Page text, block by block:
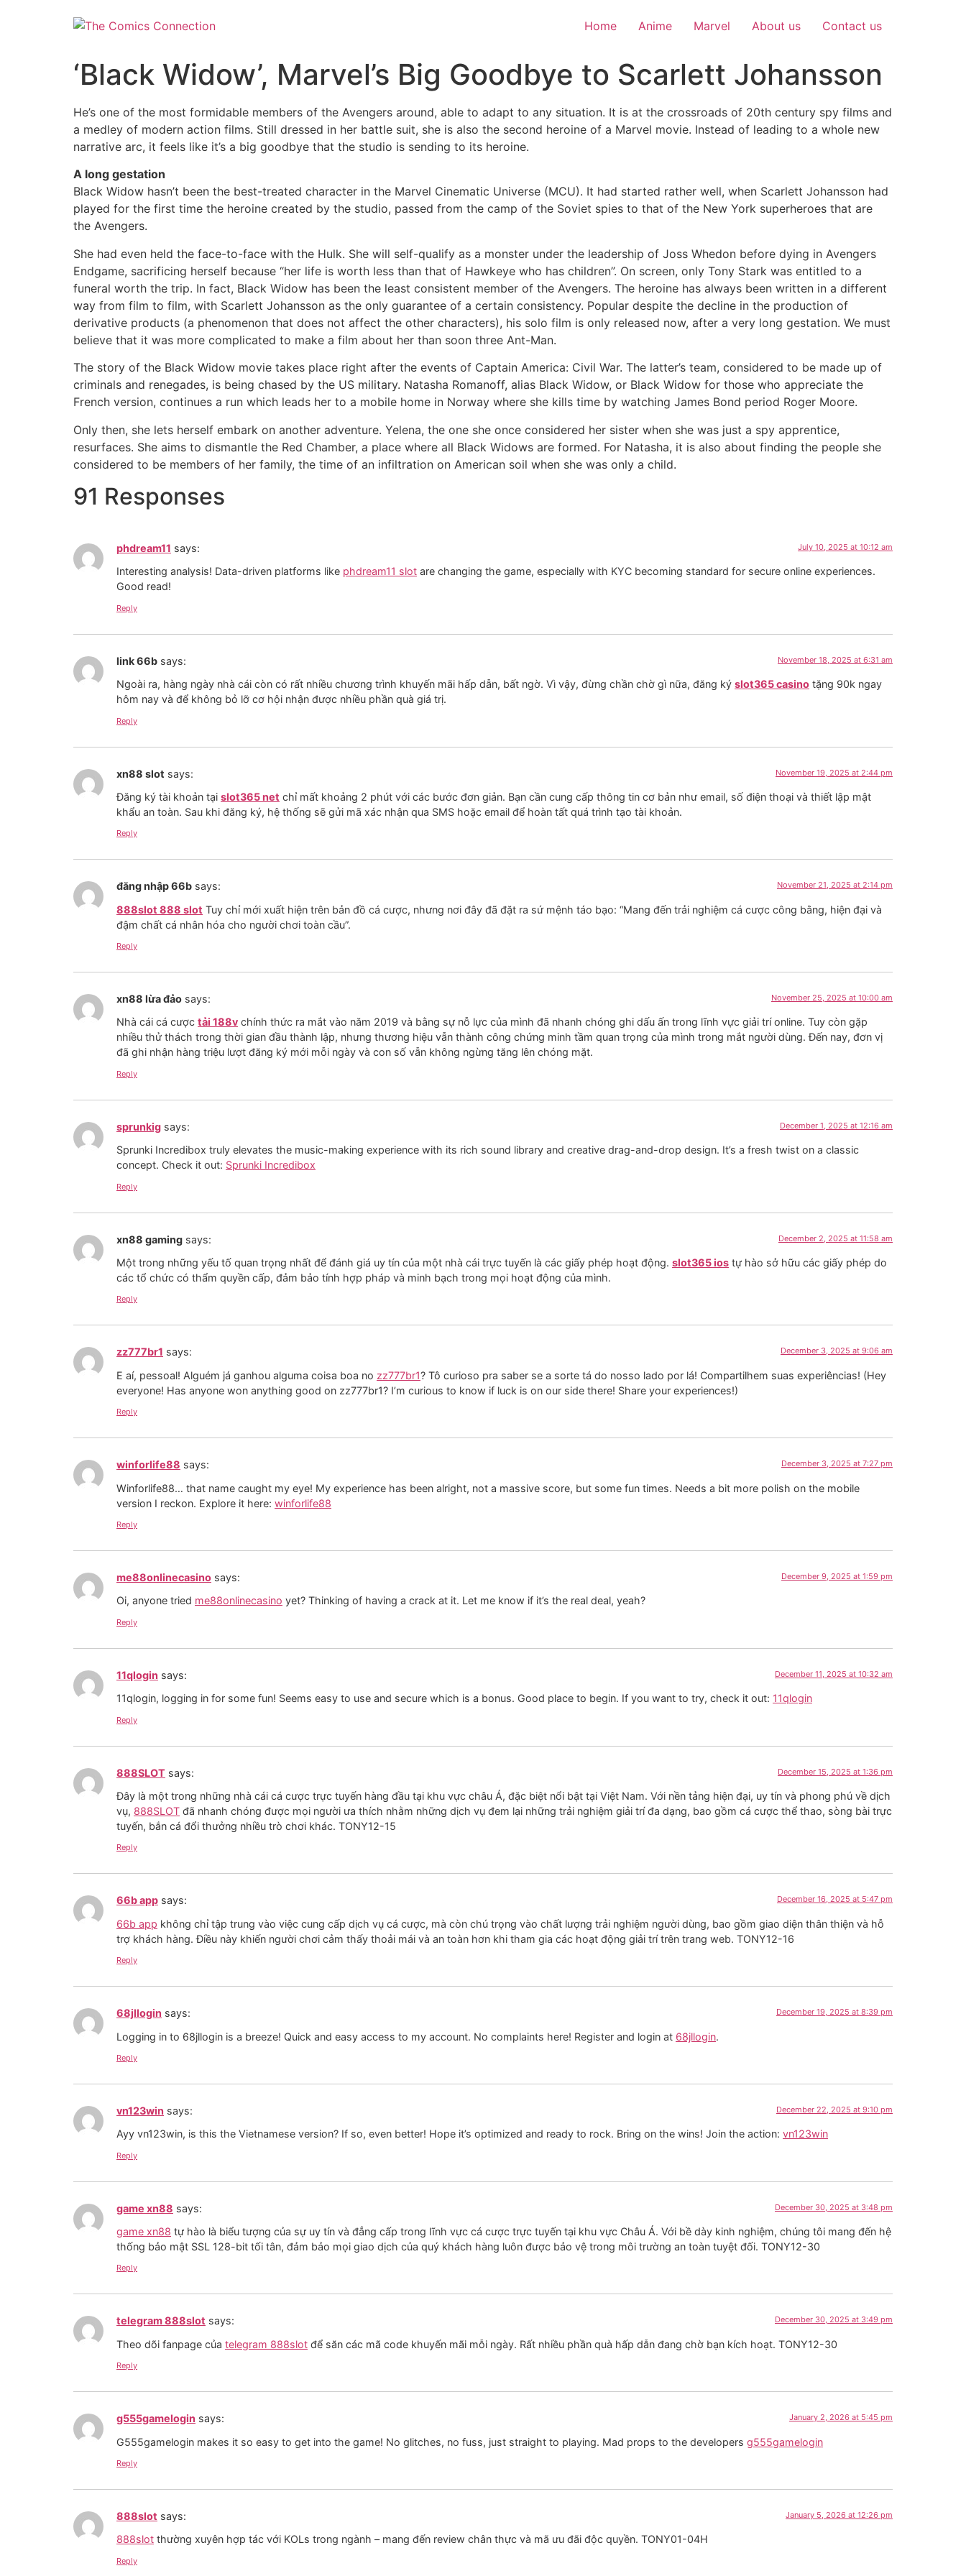
Home Anime Marvel About us Contact us
‘Black Widow’, Marvel’s Big Goodbye to Scarlett Johansson
He’s one of the most formidable members of the Avengers around, able to adapt to any situation. It is at the crossroads of 20th century spy films and
a medley of modern action films. Still dressed in her battle suit, she is also the second heroine of a Marvel movie. Instead of leading to a whole new
narrative arc, it feels like it’s a big goodbye that the studio is sending to its heroine.
A long gestation
Black Widow hasn’t been the best-treated character in the Marvel Cinematic Universe (MCU). It had started rather well, when Scarlett Johansson had
played for the first time the heroine created by the studio, passed from the camp of the Soviet spies to that of the New York superheroes that are
the Avengers.
She had even held the face-to-face with the Hulk. She will self-qualify as a monster under the leadership of Joss Whedon before dying in Avengers
Endgame, sacrificing herself because “her life is worth less than that of Hawkeye who has children”. On screen, only Tony Stark was entitled to a
funeral worth the trip. In fact, Black Widow has been the least consistent member of the Avengers. The heroine has always been written in a different
way from film to film, with Scarlett Johansson as the only guarantee of a certain consistency. Popular despite the decline in the production of
derivative products (a phenomenon that does not affect the other characters), his solo film is only released now, after a very long gestation. We must
believe that it was more complicated to make a film about her than soon three Ant-Man.
The story of the Black Widow movie takes place right after the events of Captain America: Civil War. The latter’s team, considered to be made up of
criminals and renegades, is being chased by the US military. Natasha Romanoff, alias Black Widow, or Black Widow for those who appreciate the
French version, continues a run which leads her to a mobile home in Norway where she kills time by watching James Bond period Roger Moore.
Only then, she lets herself embark on another adventure. Yelena, the one she once considered her sister when she was just a spy apprentice,
resurfaces. She aims to dismantle the Red Chamber, a place where all Black Widows are formed. For Natasha, it is also about finding the people she
considered to be members of her family, the time of an infiltration on American soil when she was only a child.
91 Responses
phdream11 says: July 10, 2025 at 10:12 am
Interesting analysis! Data-driven platforms like phdream11 slot are changing the game, especially with KYC becoming standard for secure online experiences.
Good read!
Reply
link 66b says: November 18, 2025 at 6:31 am
Ngoài ra, hàng ngày nhà cái còn có rất nhiều chương trình khuyến mãi hấp dẫn, bất ngờ. Vì vậy, đừng chần chờ gì nữa, đăng ký slot365 casino tặng 90k ngay
hôm nay và để không bỏ lỡ cơ hội nhận được nhiều phần quà giá trị.
Reply
xn88 slot says: November 19, 2025 at 2:44 pm
Đăng ký tài khoản tại slot365 net chỉ mất khoảng 2 phút với các bước đơn giản. Bạn cần cung cấp thông tin cơ bản như email, số điện thoại và thiết lập mật
khẩu an toàn. Sau khi đăng ký, hệ thống sẽ gửi mã xác nhận qua SMS hoặc email để hoàn tất quá trình tạo tài khoản.
Reply
đăng nhập 66b says: November 21, 2025 at 2:14 pm
888slot 888 slot Tuy chỉ mới xuất hiện trên bản đồ cá cược, nhưng nơi đây đã đặt ra sứ mệnh táo bạo: “Mang đến trải nghiệm cá cược công bằng, hiện đại và
đậm chất cá nhân hóa cho người chơi toàn cầu”.
Reply
xn88 lừa đảo says: November 25, 2025 at 10:00 am
Nhà cái cá cược tải 188v chính thức ra mắt vào năm 2019 và bằng sự nỗ lực của mình đã nhanh chóng ghi dấu ấn trong lĩnh vực giải trí online. Tuy còn gặp
nhiều thử thách trong thời gian đầu thành lập, nhưng thương hiệu vẫn thành công chứng minh tầm quan trọng của mình trong mắt người dùng. Đến nay, đơn vị
đã ghi nhận hàng triệu lượt đăng ký mới mỗi ngày và con số vẫn không ngừng tăng lên chóng mặt.
Reply
sprunkig says: December 1, 2025 at 12:16 am
Sprunki Incredibox truly elevates the music-making experience with its rich sound library and creative drag-and-drop design. It’s a fresh twist on a classic
concept. Check it out: Sprunki Incredibox
Reply
xn88 gaming says: December 2, 2025 at 11:58 am
Một trong những yếu tố quan trọng nhất để đánh giá uy tín của một nhà cái trực tuyến là các giấy phép hoạt động. slot365 ios tự hào sở hữu các giấy phép do
các tổ chức có thẩm quyền cấp, đảm bảo tính hợp pháp và minh bạch trong mọi hoạt động của mình.
Reply
zz777br1 says: December 3, 2025 at 9:06 am
E aí, pessoal! Alguém já ganhou alguma coisa boa no zz777br1? Tô curioso pra saber se a sorte tá do nosso lado por lá! Compartilhem suas experiências! (Hey
everyone! Has anyone won anything good on zz777br1? I’m curious to know if luck is on our side there! Share your experiences!)
Reply
winforlife88 says: December 3, 2025 at 7:27 pm
Winforlife88… that name caught my eye! My experience has been alright, not a massive score, but some fun times. Needs a bit more polish on the mobile
version I reckon. Explore it here: winforlife88
Reply
me88onlinecasino says: December 9, 2025 at 1:59 pm
Oi, anyone tried me88onlinecasino yet? Thinking of having a crack at it. Let me know if it’s the real deal, yeah?
Reply
11qlogin says: December 11, 2025 at 10:32 am
11qlogin, logging in for some fun! Seems easy to use and secure which is a bonus. Good place to begin. If you want to try, check it out: 11qlogin
Reply
888SLOT says: December 15, 2025 at 1:36 pm
Đây là một trong những nhà cái cá cược trực tuyến hàng đầu tại khu vực châu Á, đặc biệt nổi bật tại Việt Nam. Với nền tảng hiện đại, uy tín và phong phú về dịch
vụ, 888SLOT đã nhanh chóng được mọi người ưa thích nhằm những dịch vụ đem lại những trải nghiệm giải trí đa dạng, bao gồm cá cược thể thao, sòng bài trực
tuyến, bắn cá đổi thưởng nhiều trò chơi khác. TONY12-15
Reply
66b app says: December 16, 2025 at 5:47 pm
66b app không chỉ tập trung vào việc cung cấp dịch vụ cá cược, mà còn chú trọng vào chất lượng trải nghiệm người dùng, bao gồm giao diện thân thiện và hỗ
trợ khách hàng. Điều này khiến người chơi cảm thấy thoải mái và an toàn hơn khi tham gia các hoạt động giải trí trên trang web. TONY12-16
Reply
68jllogin says: December 19, 2025 at 8:39 pm
Logging in to 68jllogin is a breeze! Quick and easy access to my account. No complaints here! Register and login at 68jllogin.
Reply
vn123win says: December 22, 2025 at 9:10 pm
Ayy vn123win, is this the Vietnamese version? If so, even better! Hope it’s optimized and ready to rock. Bring on the wins! Join the action: vn123win
Reply
game xn88 says: December 30, 2025 at 3:48 pm
game xn88 tự hào là biểu tượng của sự uy tín và đẳng cấp trong lĩnh vực cá cược trực tuyến tại khu vực Châu Á. Với bề dày kinh nghiệm, chúng tôi mang đến hệ
thống bảo mật SSL 128-bit tối tân, đảm bảo mọi giao dịch của quý khách hàng luôn được bảo vệ trong môi trường an toàn tuyệt đối. TONY12-30
Reply
telegram 888slot says: December 30, 2025 at 3:49 pm
Theo dõi fanpage của telegram 888slot để săn các mã code khuyến mãi mỗi ngày. Rất nhiều phần quà hấp dẫn đang chờ bạn kích hoạt. TONY12-30
Reply
g555gamelogin says: January 2, 2026 at 5:45 pm
G555gamelogin makes it so easy to get into the game! No glitches, no fuss, just straight to playing. Mad props to the developers g555gamelogin
Reply
888slot says: January 5, 2026 at 12:26 pm
888slot thường xuyên hợp tác với KOLs trong ngành – mang đến review chân thực và mã ưu đãi độc quyền. TONY01-04H
Reply